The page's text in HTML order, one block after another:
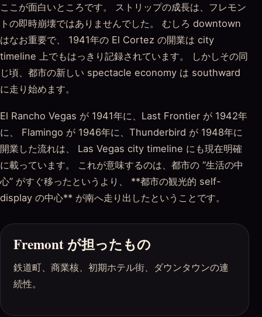
ここが面白いところです。 ストリップの成長は、フレモン
トの即時崩壊ではありませんでした。 むしろ downtown
はなお重要で、 1941年の El Cortez の開業は city
timeline 上でもはっきり記録されています。 しかしその同
じ頃、都市の新しい spectacle economy は southward
に走り始めます。
El Rancho Vegas が 1941年に、Last Frontier が 1942年
に、 Flamingo が 1946年に、Thunderbird が 1948年に
開業した流れは、 Las Vegas city timeline にも現在明確
に載っています。 これが意味するのは、都市の “生活の中
心” がすぐ移ったというより、 **都市の観光的 self-
display の中心** が南へ走り出したということです。
Fremont が担ったもの
鉄道町、商業核、初期ホテル街、ダウンタウンの連
続性。